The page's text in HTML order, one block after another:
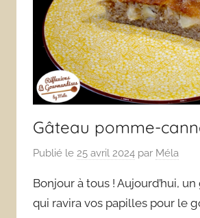
Gâteau pomme-
Publié le 25 avril 2024 par Méla
Bonjour à tous ! Aujourd’hui,
qui ravira vos papilles pour le